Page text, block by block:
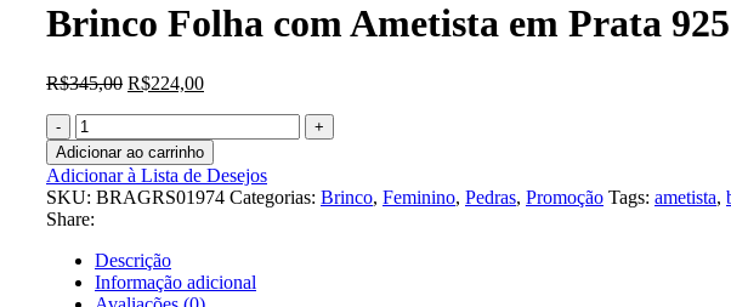
Brinco Folha com Ametista em Prata 925
R$345,00 R$224,00
Adicionar ao carrinho
Adicionar à Lista de Desejos
SKU: BRAGRS01974 Categorias: Brinco, Feminino, Pedras, Promoção Tags: ametista,
Share:
Descrição
Informação adicional